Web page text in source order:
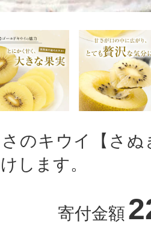
のキウイ【さぬ
します。
寄付金額